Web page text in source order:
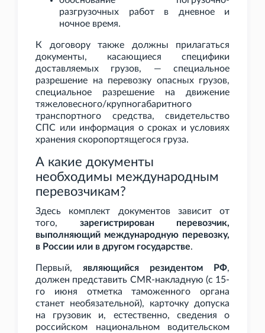
разгрузочных работ в дневное и
ночное время.
К договору также должны прилагаться
документы, касающиеся специфики
доставляемых грузов, — специальное
разрешение на перевозку опасных грузов,
специальное разрешение на движение
тяжеловесного/крупногабаритного
транспортного средства, свидетельство
СПС или информация о сроках и условиях
хранения скоропортящегося груза.
А какие документы
необходимы международным
перевозчикам?
Здесь комплект документов зависит от
того, зарегистрирован перевозчик,
выполняющий международную перевозку,
в России или в другом государстве.
Первый, являющийся резидентом РФ,
должен представить CMR-накладную (с 15-
го июня отметка таможенного органа
станет необязательной), карточку допуска
на грузовик и, естественно, сведения о
российском национальном водительском